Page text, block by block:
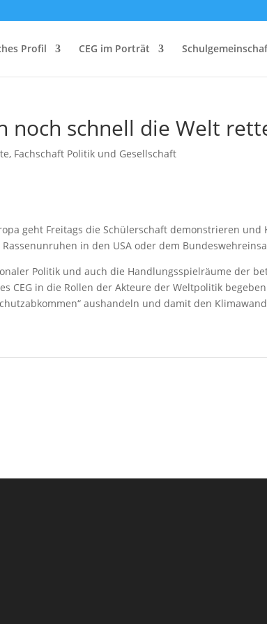
Profil CEG im Porträt
noch schnell die Welt
, Fachschaft Politik und Gesellschaft
geht Freitags die Schülerschaft demonstrieren
in den USA oder dem
Politik und auch die Handlungsspielräume der
CEG in die Rollen der Akteure der Weltpolitik
aushandeln und damit den